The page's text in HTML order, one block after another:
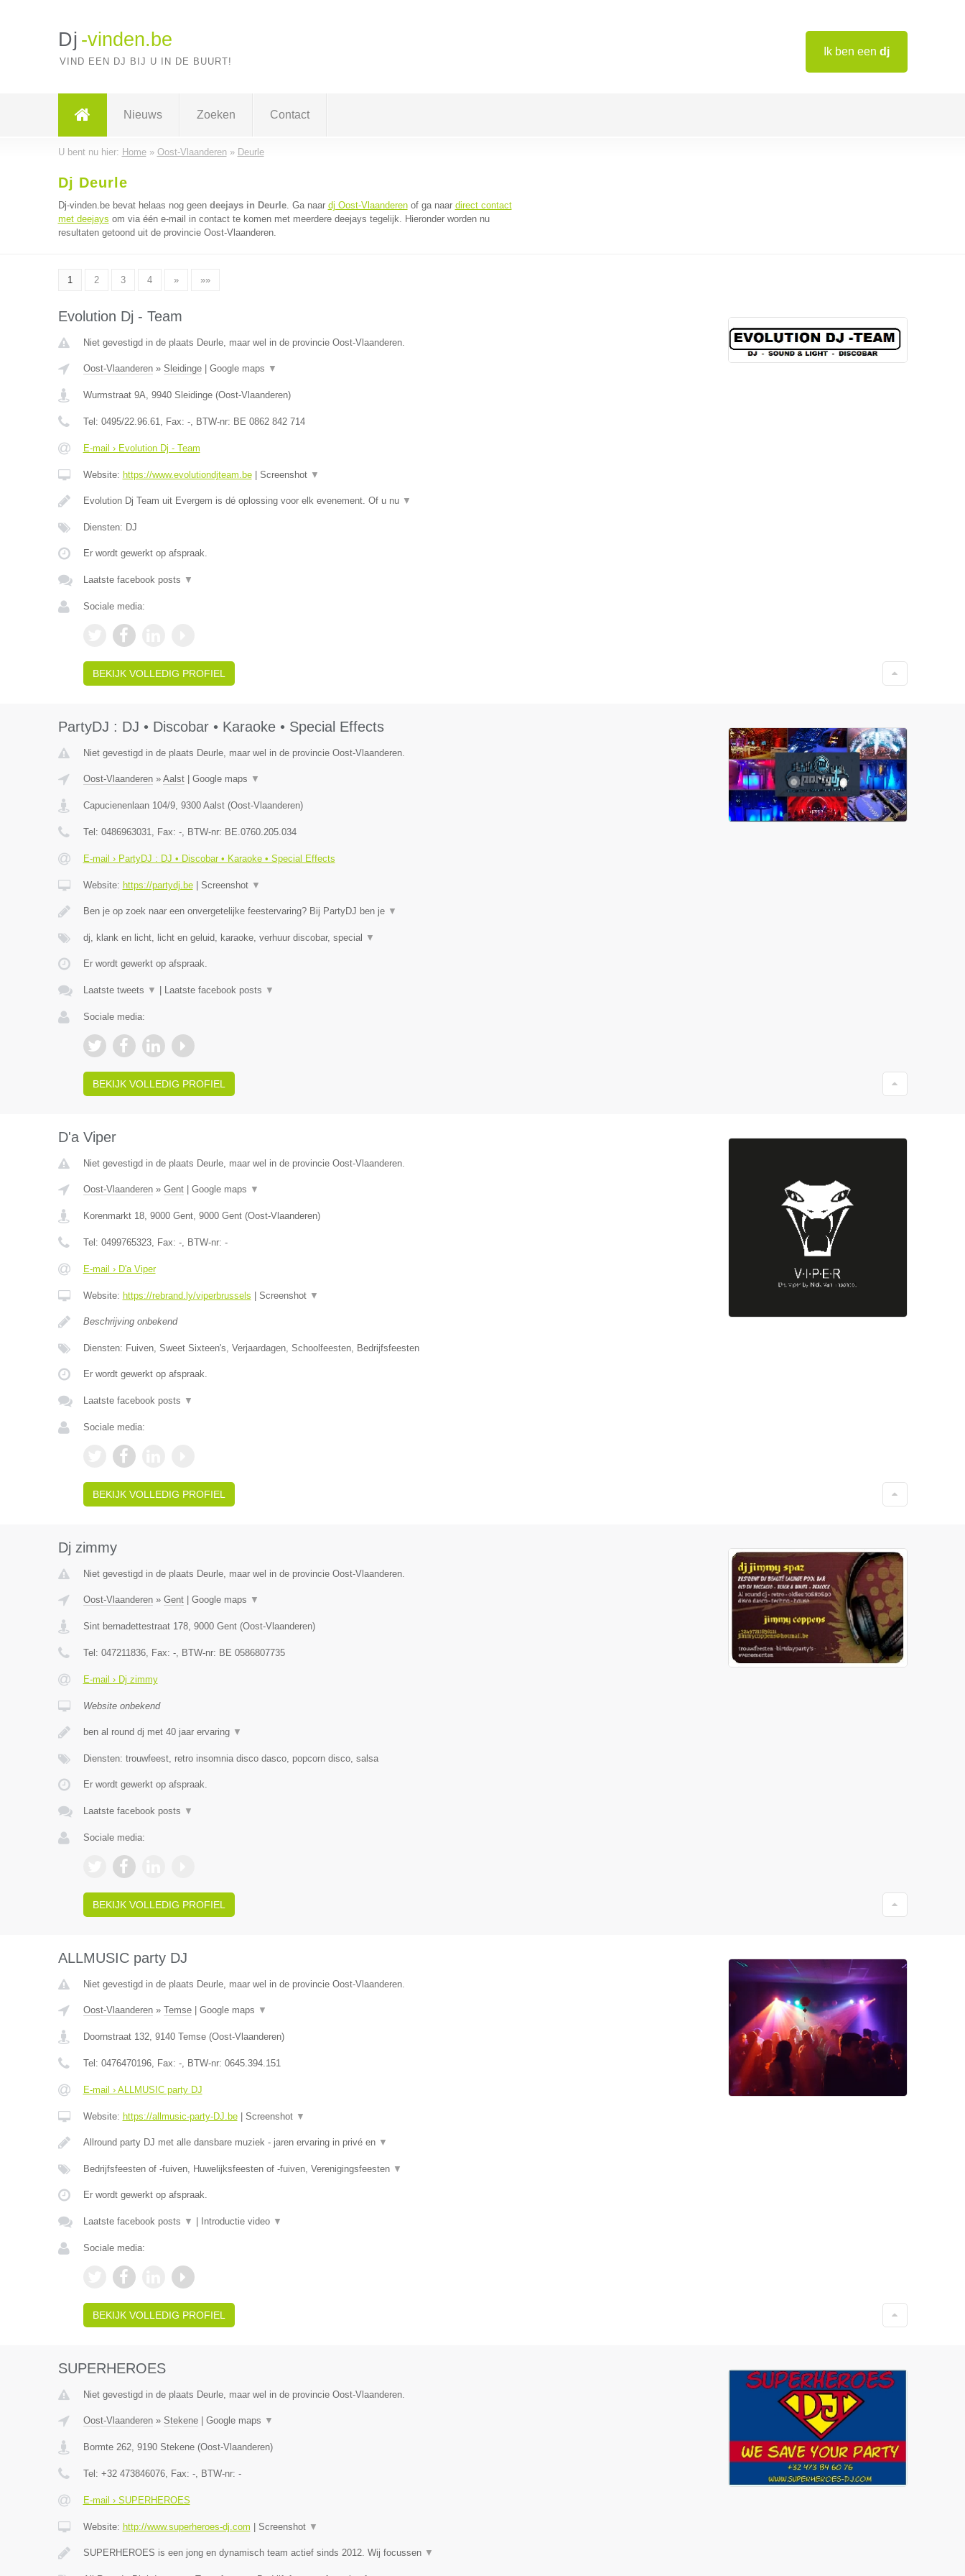
Ik ben een dj
Dj -vinden.be
VIND EEN DJ BIJ U IN DE BUURT!
Nieuws Zoeken Contact
U bent nu hier: Home» Oost-Vlaanderen» Deurle
Dj Deurle
Dj-vinden.be bevat helaas nog geen deejays in Deurle. Ga naar dj Oost-Vlaanderenof ga naar direct contact
met deejays om via één e-mail in contact te komen met meerdere deejays tegelijk. Hieronder worden nu
resultaten getoond uit de provincie Oost-Vlaanderen.
1 2 3 4 » »»
Evolution Dj - Team
Niet gevestigd in de plaats Deurle, maar wel in de provincie Oost-Vlaanderen.
Oost-Vlaanderen» Sleidinge| Google maps ▼
Wurmstraat 9A, 9940 Sleidinge(Oost-Vlaanderen)
Tel: 0495/22.96.61, Fax: -, BTW-nr: BE 0862 842 714
E-mail › Evolution Dj - Team
Website: https://www.evolutiondjteam.be| Screenshot ▼
Evolution Dj Team uit Evergem is dé oplossing voor elk evenement. Of u nu ▼
Diensten: DJ
Er wordt gewerkt op afspraak.
Laatste facebook posts ▼
Sociale media:
BEKIJK VOLLEDIG PROFIEL
PartyDJ : DJ • Discobar • Karaoke • Special Effects
Niet gevestigd in de plaats Deurle, maar wel in de provincie Oost-Vlaanderen.
Oost-Vlaanderen» Aalst| Google maps ▼
Capucienenlaan 104/9, 9300 Aalst(Oost-Vlaanderen)
Tel: 0486963031, Fax: -, BTW-nr: BE.0760.205.034
E-mail › PartyDJ : DJ • Discobar • Karaoke • Special Effects
Website: https://partydj.be| Screenshot ▼
Ben je op zoek naar een onvergetelijke feestervaring? Bij PartyDJ ben je ▼
dj, klank en licht, licht en geluid, karaoke, verhuur discobar, special ▼
Er wordt gewerkt op afspraak.
Laatste tweets ▼ Laatste facebook posts ▼
Sociale media:
BEKIJK VOLLEDIG PROFIEL
D'a Viper
Niet gevestigd in de plaats Deurle, maar wel in de provincie Oost-Vlaanderen.
Oost-Vlaanderen» Gent| Google maps ▼
Korenmarkt 18, 9000 Gent, 9000 Gent(Oost-Vlaanderen)
Tel: 0499765323, Fax: -, BTW-nr: -
E-mail › D'a Viper
Website: https://rebrand.ly/viperbrussels Screenshot ▼
Beschrijving onbekend
Diensten: Fuiven, Sweet Sixteen's, Verjaardagen, Schoolfeesten, Bedrijfsfeesten
Er wordt gewerkt op afspraak.
Laatste facebook posts ▼
Sociale media:
BEKIJK VOLLEDIG PROFIEL
Dj zimmy
Niet gevestigd in de plaats Deurle, maar wel in de provincie Oost-Vlaanderen.
Oost-Vlaanderen» Gent| Google maps ▼
Sint bernadettestraat 178, 9000 Gent(Oost-Vlaanderen)
Tel: 047211836, Fax: -, BTW-nr: BE 0586807735
E-mail › Dj zimmy
Website onbekend
ben al round dj met 40 jaar ervaring ▼
Diensten: trouwfeest, retro insomnia disco dasco, popcorn disco, salsa
Er wordt gewerkt op afspraak.
Laatste facebook posts ▼
Sociale media:
BEKIJK VOLLEDIG PROFIEL
ALLMUSIC party DJ
Niet gevestigd in de plaats Deurle, maar wel in de provincie Oost-Vlaanderen.
Oost-Vlaanderen» Temse| Google maps ▼
Doornstraat 132, 9140 Temse(Oost-Vlaanderen)
Tel: 0476470196, Fax: -, BTW-nr: 0645.394.151
E-mail › ALLMUSIC party DJ
Website: https://allmusic-party-DJ.be| Screenshot ▼
Allround party DJ met alle dansbare muziek - jaren ervaring in privé en ▼
Bedrijfsfeesten of -fuiven, Huwelijksfeesten of -fuiven, Verenigingsfeesten ▼
Er wordt gewerkt op afspraak.
Laatste facebook posts ▼ Introductie video ▼
Sociale media:
BEKIJK VOLLEDIG PROFIEL
SUPERHEROES
Niet gevestigd in de plaats Deurle, maar wel in de provincie Oost-Vlaanderen.
Oost-Vlaanderen» Stekene| Google maps ▼
Bormte 262, 9190 Stekene(Oost-Vlaanderen)
Tel: +32 473846076, Fax: -, BTW-nr: -
E-mail › SUPERHEROES
Website: http://www.superheroes-dj.com Screenshot ▼
SUPERHEROES is een jong en dynamisch team actief sinds 2012. Wij focussen ▼